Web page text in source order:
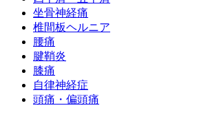
坐骨神経痛
椎間板ヘルニア
腰痛
腱鞘炎
膝痛
自律神経症
頭痛・偏頭痛